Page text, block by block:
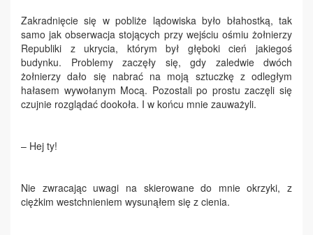
Zakradnięcie się w pobliże lądowiska było błahostką, tak
samo jak obserwacja stojących przy wejściu ośmiu żołnierzy
Republiki z ukrycia, którym był głęboki cień jakiegoś
budynku. Problemy zaczęły się, gdy zaledwie dwóch
żołnierzy dało się nabrać na moją sztuczkę z odległym
hałasem wywołanym Mocą. Pozostali po prostu zaczęli się
czujnie rozglądać dookoła. I w końcu mnie zauważyli.
– Hej ty!
Nie zwracając uwagi na skierowane do mnie okrzyki, z
ciężkim westchnieniem wysunąłem się z cienia.